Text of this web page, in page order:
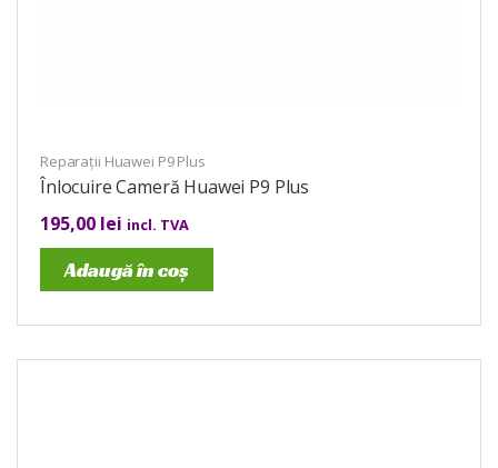
Reparații Huawei P9 Plus
Înlocuire Cameră Huawei P9 Plus
195,00 lei incl. TVA
Adaugă în coș